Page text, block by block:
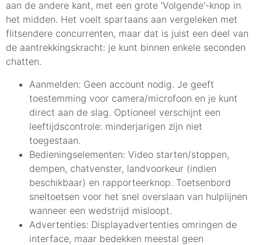
aan de andere kant, met een grote 'Volgende'-knop in
het midden. Het voelt spartaans aan vergeleken met
flitsendere concurrenten, maar dat is juist een deel van
de aantrekkingskracht: je kunt binnen enkele seconden
chatten.
Aanmelden: Geen account nodig. Je geeft
toestemming voor camera/microfoon en je kunt
direct aan de slag. Optioneel verschijnt een
leeftijdscontrole: minderjarigen zijn niet
toegestaan.
Bedieningselementen: Video starten/stoppen,
dempen, chatvenster, landvoorkeur (indien
beschikbaar) en rapporteerknop. Toetsenbord
sneltoetsen voor het snel overslaan van hulplijnen
wanneer een wedstrijd misloopt.
Advertenties: Displayadvertenties omringen de
interface, maar bedekken meestal geen